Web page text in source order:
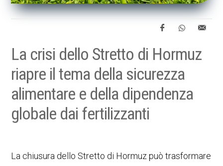
La crisi dello Stretto di Hormuz
riapre il tema della sicurezza
alimentare e della dipendenza
globale dai fertilizzanti
La chiusura dello Stretto di Hormuz può trasformare